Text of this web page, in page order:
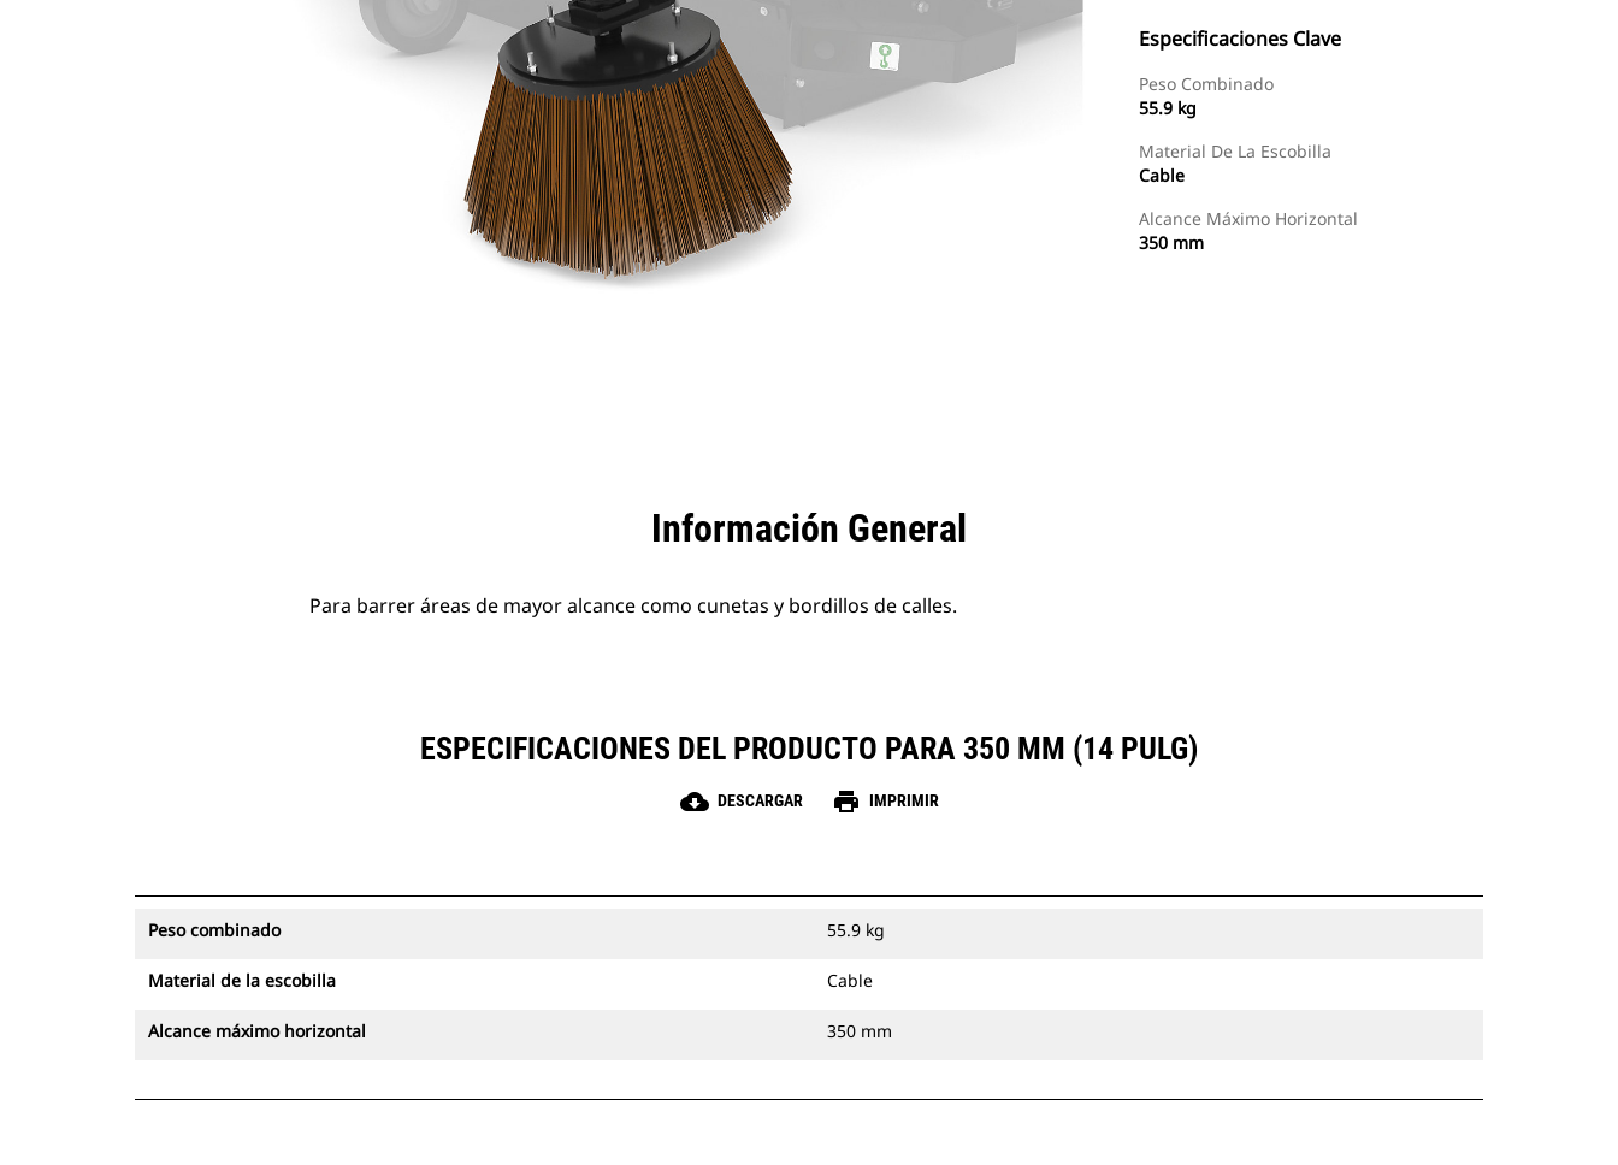
Especificaciones Clave
Peso Combinado
55.9 kg
Material De La Escobilla
Cable
Alcance Máximo Horizontal
350 mm
Información General
Para barrer áreas de mayor alcance como cunetas y bordillos de calles.
ESPECIFICACIONES DEL PRODUCTO PARA 350 MM (14 PULG)
cloud_download DESCARGAR print IMPRIMIR
Peso combinado 55.9 kg
Material de la escobilla Cable
Alcance máximo horizontal 350 mm